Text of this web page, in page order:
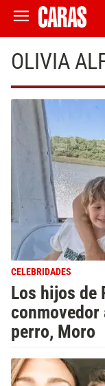
OLIVIA
CELEBRIDADES
Los hijos de
perro, Moro